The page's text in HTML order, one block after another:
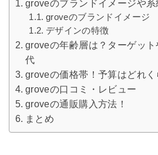
groveのブランドイメージや系
groveのブランドイメージ
デザインの特徴
groveの年齢層は？ターゲッ
代
groveの価格帯！予算はどれく
groveの口コミ・レビュー
groveの通販購入方法！
まとめ